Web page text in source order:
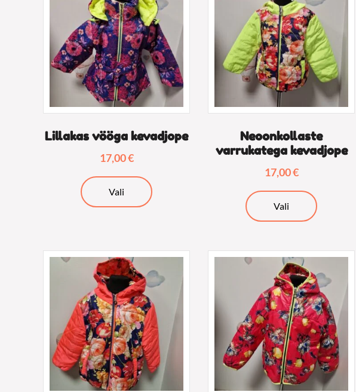
saab
teha
tootelehel.
teha
tootelehel.
Lillakas vööga kevadjope
17,00€
Vali
tootel
saab
tootelehel.
Neoonkollaste
varrukatega kevadjope
17,00€
Vali
tootel
varianti.
Valikuid
saab
teha
tootelehel.